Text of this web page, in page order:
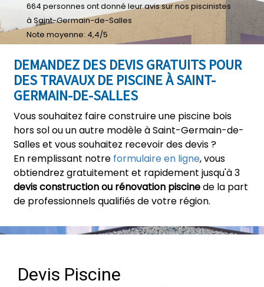
DEMANDEZ DES DEVIS GRATUITS POUR
DES TRAVAUX DE PISCINE À SAINT-
GERMAIN-DE-SALLES
Vous souhaitez faire construire une piscine bois
hors sol ou un autre modèle à Saint-Germain-de-
Salles et vous souhaitez recevoir des devis ?
En remplissant notre formulaire en ligne, vous
obtiendrez gratuitement et rapidement jusqu'à 3
devis construction ou rénovation piscinede la part
de professionnels qualifiés de votre région.
664 personnes ont donné leuravis sur nos piscinistes
à Saint-Germain-de-Salles
Note moyenne: 4,4/5
Devis Piscine